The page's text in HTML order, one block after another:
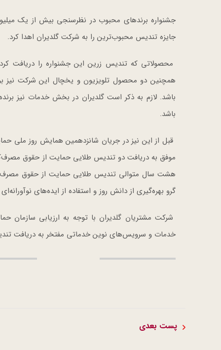
جایزه تندیس محبوب‌ترین را به شرکت گلدیران اهدا کرد.
محصولاتی که تندیس زرین این جشنواره را دریافت
همچنین دو محصول تلویزیون و یخچال این شرکت نیز
باشد. لازم به ذکر است گلدیران در بخش خدمات نیز
باشد.
قبل از این نیز در جریان شانزدهمین همایش روز ملی
موفق به دریافت دو تندیس طلایی حمایت از حقوق
هشت سال متوالی تندیس طلایی حمایت از حقوق
گرو بهره‌گیری از دانش روز و استفاده از ایده‌های
شرکت مشتریان گلدیران با توجه به ارزیابی
خدمات و سرویس‌های نوین خدماتی مفتخر به دریافت
پست بعدی